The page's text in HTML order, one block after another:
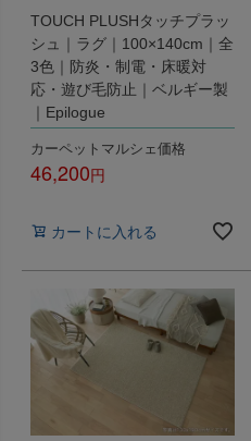
TOUCH PLUSHタッチプラッ
シュ｜ラグ｜100×140cm｜全
3色｜防炎・制電・床暖対
応・遊び毛防止｜ベルギー製
｜Epilogue
カーペットマルシェ価格
46,200
カートに入れる